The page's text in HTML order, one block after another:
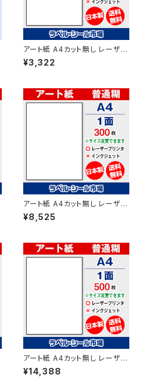
アート紙 A4カット無し レーザー
プリンター用ラベルシール 100
枚 T1Y1B-1【日本製】
¥3,322
アート紙 A4カット無し レーザー
プリンター用ラベルシール 300
枚 T1Y1B-3【日本製】
¥8,525
アート紙 A4カット無し レーザー
プリンター用ラベルシール 500
枚 T1Y1B【日本製】
¥14,388